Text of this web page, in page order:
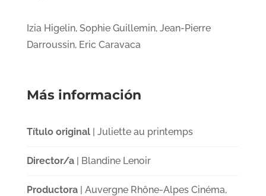
Izia Higelin, Sophie Guillemin, Jean-Pierre
Darroussin, Eric Caravaca
Más información
Título original| Juliette au printemps
Director/a| Blandine Lenoir
Productora| Auvergne Rhône-Alpes Cinéma,